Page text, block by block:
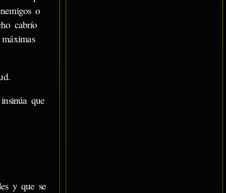
o
cabrío
que
y que se